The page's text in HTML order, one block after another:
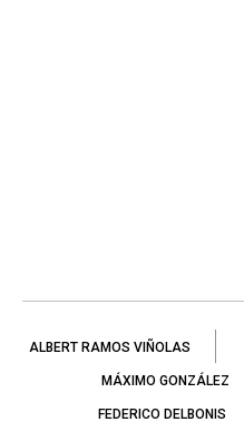
ALBERT RAMOS VIÑOLAS
MÁXIMO GONZÁLEZ
FEDERICO DELBONIS